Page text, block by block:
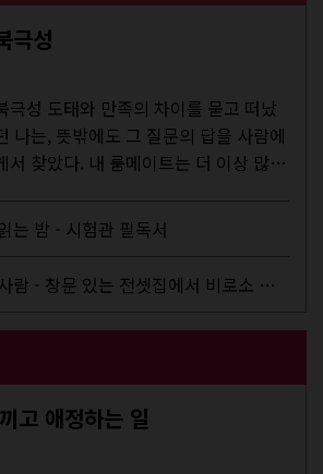
극성
태와 만족의 차이를 묻고 떠났
나는, 뜻밖에도 그 질문의 답을 사람에
서 찾았다. 내 룸메이트는 더 이상 많은
는 밤 - 시험관 필독서
전세사기 뒤의 사람 - 창문 있는 전셋집에서 비로소 겨울 이불을 샀다
고 애정하는 일